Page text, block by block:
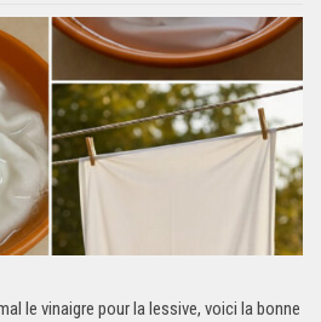
le vinaigre pour la lessive, voici la bonne